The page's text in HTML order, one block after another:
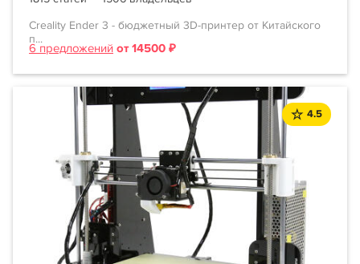
Creality Ender 3 - бюджетный 3D-принтер от Китайского
п...
6 предложений от 14500 ₽
4.5